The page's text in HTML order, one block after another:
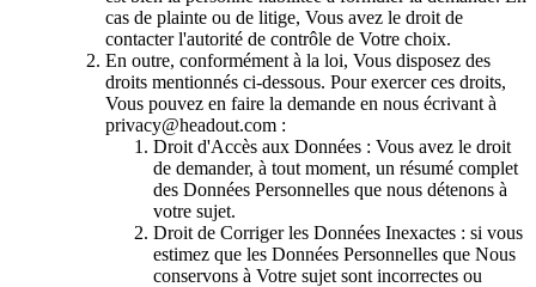
cas de plainte ou de litige, Vous avez le droit de
contacter l'autorité de contrôle de Votre choix.
En outre, conformément à la loi, Vous disposez des
droits mentionnés ci-dessous. Pour exercer ces droits,
Vous pouvez en faire la demande en nous écrivant à
privacy@headout.com :
Droit d'Accès aux Données : Vous avez le droit
de demander, à tout moment, un résumé complet
des Données Personnelles que nous détenons à
votre sujet.
Droit de Corriger les Données Inexactes : si vous
estimez que les Données Personnelles que Nous
conservons à Votre sujet sont incorrectes ou